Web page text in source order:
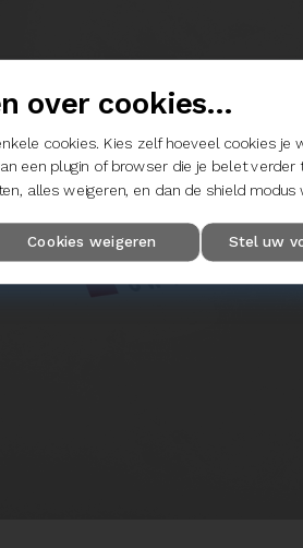
over cookies...
cookies. Kies zelf hoeveel cookies je
een plugin of browser die je belet verder
alles weigeren, en dan de shield modus
Cookies weigeren Stel uw